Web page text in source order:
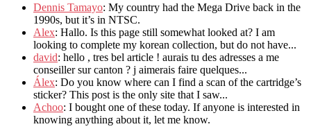
Dennis Tamayo: My country had the Mega Drive back in the
1990s, but it’s in NTSC.
Alex: Hallo. Is this page still somewhat looked at? I am
looking to complete my korean collection, but do not have...
david: hello , tres bel article ! aurais tu des adresses a me
conseiller sur canton ? j aimerais faire quelques...
Álex: Do you know where can I find a scan of the cartridge’s
sticker? This post is the only site that I saw...
Achoo: I bought one of these today. If anyone is interested in
knowing anything about it, let me know.